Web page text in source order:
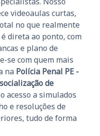
videoaulas curtas,
no que realmente
direta ao ponto, com
e plano de
se com quem mais
na Polícia Penal PE -
de
acesso a simulados
e resoluções de
tudo de forma